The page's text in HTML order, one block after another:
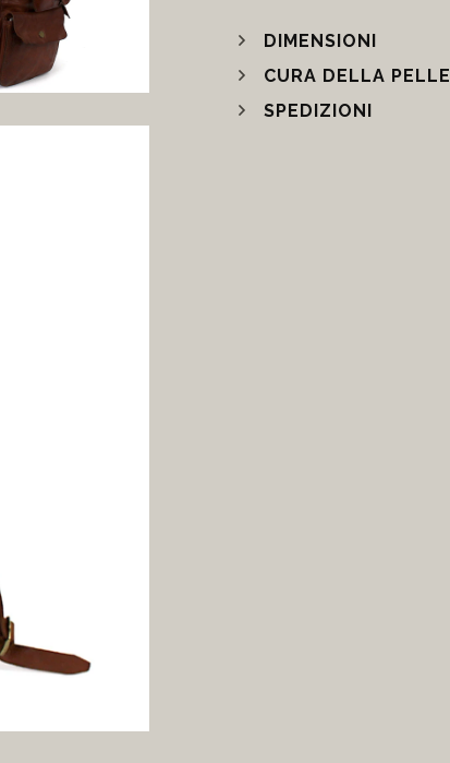
DIMENSIONI
CURA DELLA PELLE
SPEDIZIONI